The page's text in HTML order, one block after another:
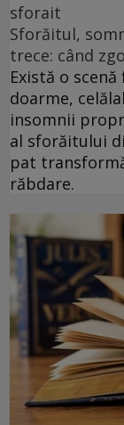
sforait
Sforăitul,
trece: când
Există o
doarme,
insomnii
al sforăitului
pat
răbdare.